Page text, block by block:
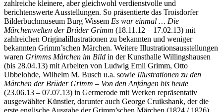
zahlreiche kleinere, aber gleichwohl verdienstvolle und
berichtenswerte Ausstellungen. So präsentierte das Troisdorfer
Bilderbuchmuseum Burg Wissem Es war einmal … Die
Märchenwelten der Brüder Grimm (18.11.12 – 17.02.13) mit
zahlreichen Originalillustrationen zu bekannten und weniger
bekannten Grimm’schen Märchen. Weitere Illustrationsausstellungen
waren Grimms Märchen im Bild in der Kunsthalle Willingshausen
(bis 28.04.13) mit Arbeiten von Ludwig Emil Grimm, Otto
Ubbelohde, Wilhelm M. Busch u.a. sowie Illustrationen zu den
Märchen der Brüder Grimm – Von den Anfängen bis heute
(23.06.13 – 07.07.13) in Germerode mit Werken repräsentativ
ausgewählter Künstler, darunter auch George Cruikshank, der die